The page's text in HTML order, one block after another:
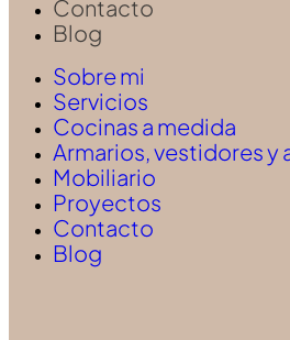
Blog
Sobre mi
Servicios
Cocinas a medida
Armarios, vestidores y
Mobiliario
Proyectos
Contacto
Blog